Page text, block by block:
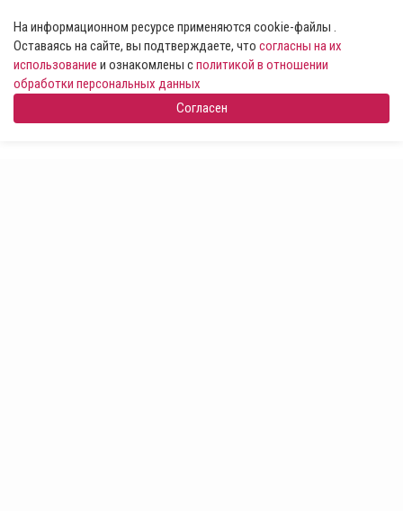
На информационном ресурсе применяются cookie-файлы .
Оставаясь на сайте, вы подтверждаете, что согласны на их
использование и ознакомлены сполитикой в отношении
обработки персональных данных
Согласен